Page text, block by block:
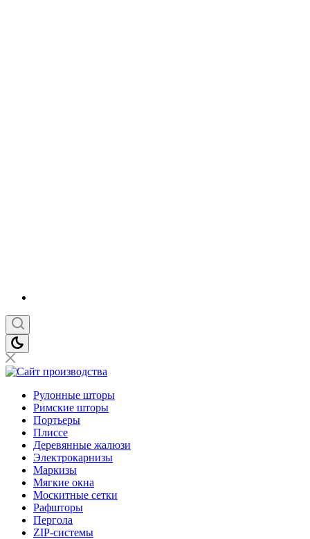
Рулонные шторы
Римские шторы
Портьеры
Плиссе
Деревянные жалюзи
Электрокарнизы
Маркизы
Мягкие окна
Москитные сетки
Рафшторы
Пергола
ZIP-системы